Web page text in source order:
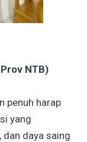
NTB)
penuh harap
yang
dan daya saing